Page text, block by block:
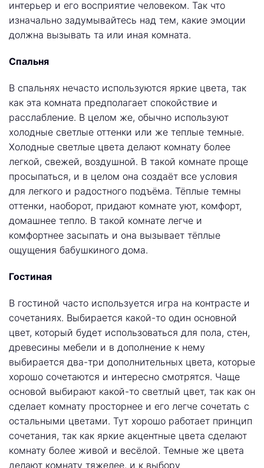
интерьер и его восприятие человеком. Так что
изначально задумывайтесь над тем, какие эмоции
должна вызывать та или иная комната.
Спальня
В спальнях нечасто используются яркие цвета, так
как эта комната предполагает спокойствие и
расслабление. В целом же, обычно используют
холодные светлые оттенки или же теплые темные.
Холодные светлые цвета делают комнату более
легкой, свежей, воздушной. В такой комнате проще
просыпаться, и в целом она создаёт все условия
для легкого и радостного подъёма. Тёплые темны
оттенки, наоборот, придают комнате уют, комфорт,
домашнее тепло. В такой комнате легче и
комфортнее засыпать и она вызывает тёплые
ощущения бабушкиного дома.
Гостиная
В гостиной часто используется игра на контрасте и
сочетаниях. Выбирается какой-то один основной
цвет, который будет использоваться для пола, стен,
древесины мебели и в дополнение к нему
выбирается два-три дополнительных цвета, которые
хорошо сочетаются и интересно смотрятся. Чаще
основой выбирают какой-то светлый цвет, так как он
сделает комнату просторнее и его легче сочетать с
остальными цветами. Тут хорошо работает принцип
сочетания, так как яркие акцентные цвета сделают
комнату более живой и весёлой. Темные же цвета
делают комнату тяжелее, и к выбору